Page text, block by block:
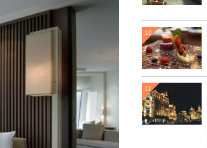
10
11